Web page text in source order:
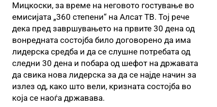
Мицкоски, за време на неговото гостување во
емисијата „360 степени“ на Алсат ТВ. Тој рече
дека пред завршувањето на првите 30 дена од
вонредната состојба било договорено да има
лидерска средба и да се слушне потребата од
следни 30 дена и побара од шефот на државата
да свика нова лидерска за да се најде начин за
излез од, како што вели, кризната состојба во
која се наоѓа државава.